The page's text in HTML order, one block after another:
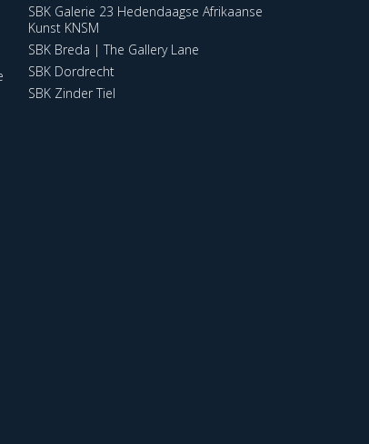
SBK Galerie 23 Hedendaagse Afrikaanse
Kunst KNSM
SBK Breda | The Gallery Lane
SBK Dordrecht
SBK Zinder Tiel